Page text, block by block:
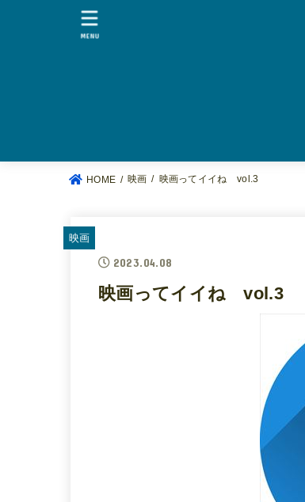
MENU
HOME 映画 映画ってイイね vol.3
映画
2023.04.08
映画ってイイね vol.3